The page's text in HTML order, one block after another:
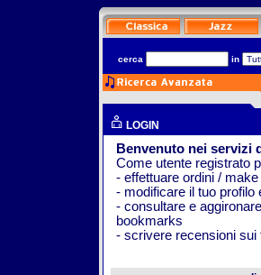
cerca in
LOGIN
Benvenuto nei servizi
Come utente registrato
- effettuare ordini /
- modificare il tuo profilo
- consultare e
bookmarks
- scrivere recensioni sui